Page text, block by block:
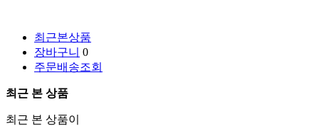
최근본상품
장바구니 0
주문배송조회
최근 본 상품
최근 본 상품이